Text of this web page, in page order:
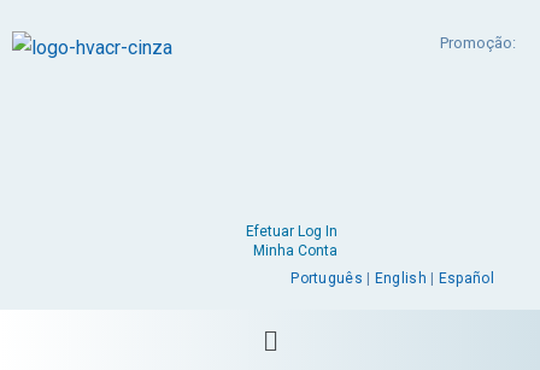
Promoção:
Efetuar Log In
Minha Conta
Português
English Español